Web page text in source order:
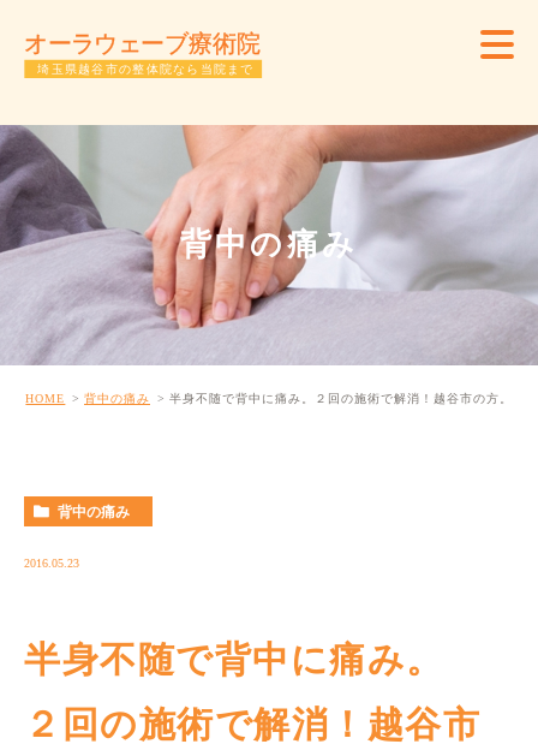
背中の痛み
HOME 背中の痛み 半身不随で背中に痛み。２回の施術で解消！越谷市の方。
背中の痛み
2016.05.23
半身不随で背中に痛み。
２回の施術で解消！越谷市